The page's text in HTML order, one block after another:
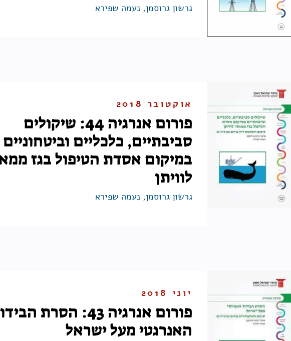
גרשון גרוסמן, נעמה שפירא
אוקטובר 2018
פורום אנרגיה 44: שיקולים
סביבתיים, כלכליים וביטחוניים
במיקום אסדת הטיפול בגז
לוויתן
גרשון גרוסמן, נעמה שפירא
יוני 2018
פורום אנרגיה 43: הסרת
האנרגטי מעל ישראל